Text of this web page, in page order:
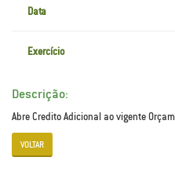
Data
Exercício
Descrição:
Abre Credito Adicional ao vigente
VOLTAR